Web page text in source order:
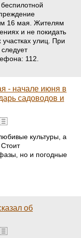
16 мая. Жителям
и не покидать
улиц. При
112.
- начале июня в
садоводов и
культуры, а
но и погодные
об